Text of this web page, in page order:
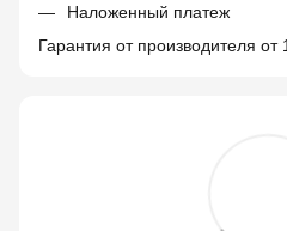
Наложенный платеж
Гарантия от производителя от